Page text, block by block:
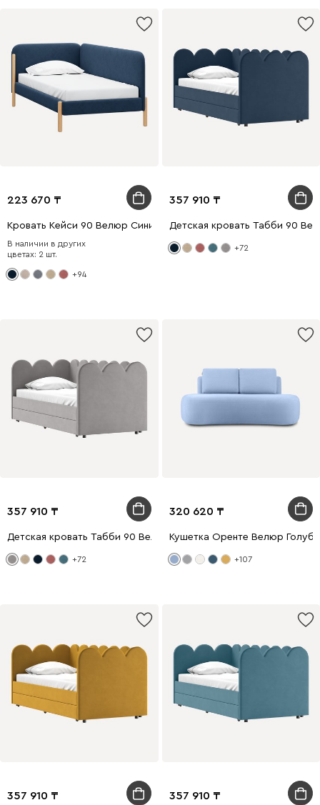
223 670
Кровать Кейси 90 Велюр Синий
В наличии в других
цветах: 2 шт.
+94
357 910
Детская кровать Табби 90
+72
357 910
Детская кровать Табби 90 Велюр Светло-серый
+72
320 620
Кушетка Оренте Велюр
+107
357 910 357 910